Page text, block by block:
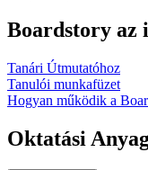
Boardstory az
Tanári Útmutatóhoz
Tanulói munkafüzet
Hogyan működik a
Oktatási